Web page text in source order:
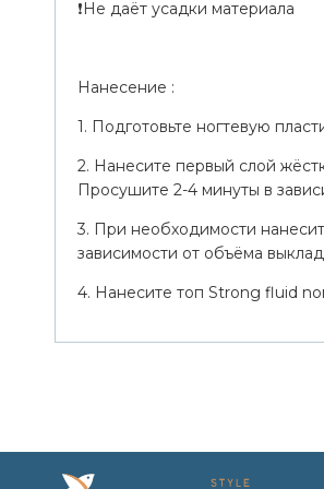
❗Не даёт усадки материала
Нанесение :
1. Подготовьте ногтевую
2. Нанесите первый слой
Просушите 2-4 минуты в
3. При необходимости
зависимости от объёма
4. Нанесите топ Strong fluid